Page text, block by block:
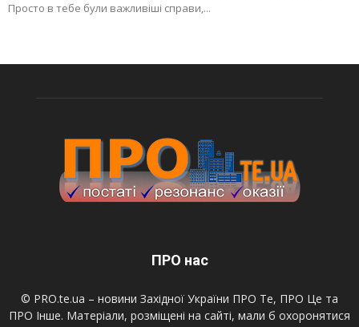
Просто в тебе були важливіші справи,...
ПРО нас
© PRO.te.ua – новини Західної України ПРО Те, ПРО Це та
ПРО Інше. Матеріали, розміщені на сайті, мали б охоронятися